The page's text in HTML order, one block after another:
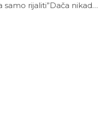
samo rijaliti”Dača nikad…